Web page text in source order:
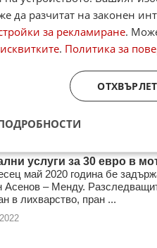
жени и деца от България
000 жени и деца от България
където проституци ...
услуги за 30 евро в
май 2020 година бе
– Менду.
в лихварство, пран ...
да разчитат на законен
за рекламиране.
. Политика за